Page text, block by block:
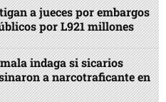
a jueces por embargos
por L921 millones
indaga si sicarios
a narcotraficante en